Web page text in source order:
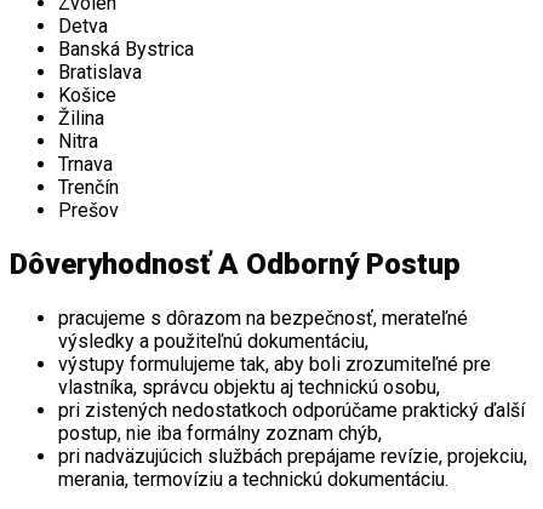
Detva
Banská Bystrica
Bratislava
Košice
Žilina
Nitra
Trnava
Trenčín
Prešov
Dôveryhodnosť A Odborný Postup
pracujeme s dôrazom na bezpečnosť, merateľné
výsledky a použiteľnú dokumentáciu,
výstupy formulujeme tak, aby boli zrozumiteľné pre
vlastníka, správcu objektu aj technickú osobu,
pri zistených nedostatkoch odporúčame praktický ďalší
postup, nie iba formálny zoznam chýb,
pri nadväzujúcich službách prepájame revízie, projekciu,
merania, termovíziu a technickú dokumentáciu.